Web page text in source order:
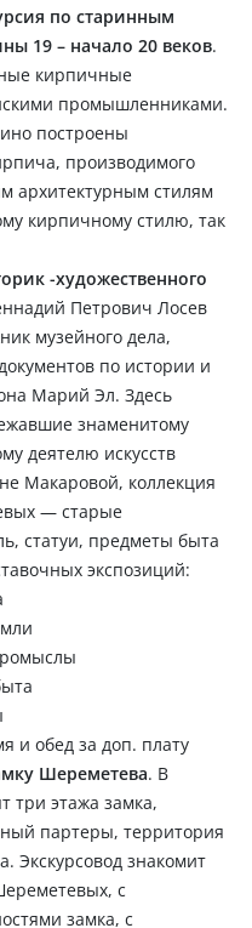
по старинным
19 – начало 20 веков.
кирпичные
промышленниками.
построены
производимого
архитектурным стилям
кирпичному стилю, так
-художественного
Петрович Лосев
музейного дела,
по истории и
Марий Эл. Здесь
знаменитому
деятелю искусств
Макаровой, коллекция
— старые
статуи, предметы быта
экспозиций:
и обед за доп. плату
Шереметева. В
три этажа замка,
партеры, территория
Экскурсовод знакомит
с
замка, с